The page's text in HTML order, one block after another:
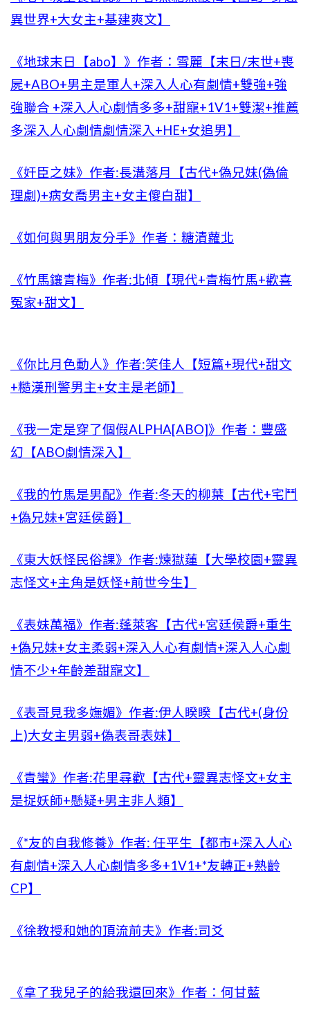
異世界+大女主+基建爽文】
《地球末日【abo】》作者：雪麗【末日/末世+喪
屍+ABO+男主是軍人+深入人心有劇情+雙強+強
強聯合 +深入人心劇情多多+甜寵+1V1+雙潔+推薦
多深入人心劇情劇情深入+HE+女追男】
《奸臣之妹》作者:長溝落月【古代+偽兄妹(偽倫
理劇)+病女喬男主+女主傻白甜】
《如何與男朋友分手》作者：糖漬蘿北
《竹馬鑲青梅》作者:北傾【現代+青梅竹馬+歡喜
冤家+甜文】
《你比月色動人》作者:笑佳人【短篇+現代+甜文
+糙漢刑警男主+女主是老師】
《我一定是穿了個假ALPHA[ABO]》作者：豐盛
幻【ABO劇情深入】
《我的竹馬是男配》作者:冬天的柳葉【古代+宅鬥
+偽兄妹+宮廷侯爵】
《東大妖怪民俗課》作者:煉獄蓮【大學校園+靈異
志怪文+主角是妖怪+前世今生】
《表妹萬福》作者:蓬萊客【古代+宮廷侯爵+重生
+偽兄妹+女主柔弱+深入人心有劇情+深入人心劇
情不少+年齡差甜寵文】
《表哥見我多嫵媚》作者:伊人睽睽【古代+(身份
上)大女主男弱+偽表哥表妹】
《青蠻》作者:花里尋歡【古代+靈異志怪文+女主
是捉妖師+懸疑+男主非人類】
《*友的自我修養》作者: 任平生【都市+深入人心
有劇情+深入人心劇情多多+1V1+*友轉正+熟齡
CP】
《徐教授和她的頂流前夫》作者:司爻
《拿了我兒子的給我還回來》作者：何甘藍